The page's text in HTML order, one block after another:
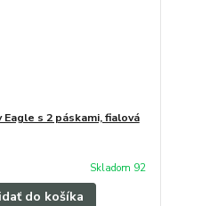
s 2 páskami, fialová
Skladom 92
do košíka